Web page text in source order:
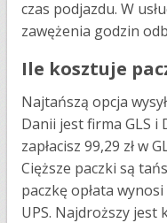
czas podjazdu. W
zawężenia godzin
Ile kosztuje
Najtańszą opcja
Danii jest firma GLS i
zapłacisz 99,29 zł w
Cięższe paczki są
paczkę opłata wynosi
UPS. Najdroższy jest